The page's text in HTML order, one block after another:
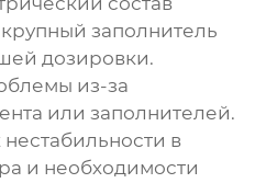
заполнитель
дозировки.
из-за
или заполнителей.
в
и необходимости